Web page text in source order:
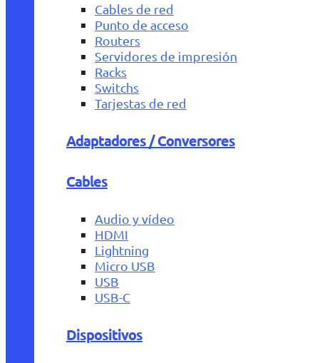
Cables de red
Punto de acceso
Routers
Servidores de impresión
Racks
Switchs
Tarjestas de red
Adaptadores / Conversores
Cables
Audio y vídeo
HDMI
Lightning
Micro USB
USB
USB-C
Dispositivos